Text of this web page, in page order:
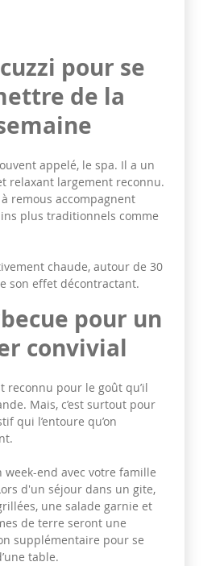
pour se
de la
appelé, le spa. Il a un
relaxant largement reconnu.
remous accompagnent
plus traditionnels comme
chaude, autour de 30
son effet décontractant.
pour un
convivial
reconnu pour le goût qu’il
Mais, c’est surtout pour
qui l’entoure qu’on
week-end avec votre famille
d'un séjour dans un gite,
une salade garnie et
de terre seront une
supplémentaire pour se
table.